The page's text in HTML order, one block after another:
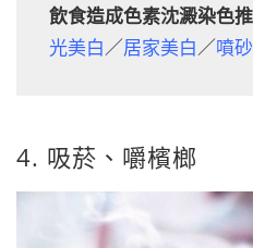
飲食造成色素沈澱染色
光美白／居家美白／噴
4. 吸菸、嚼檳榔